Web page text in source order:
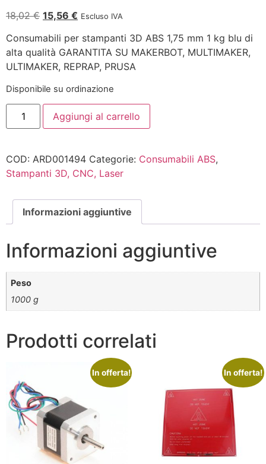
18,02€ 15,56 € Escluso IVA
Consumabili per stampanti 3D ABS 1,75 mm 1 kg blu di
alta qualità GARANTITA SU MAKERBOT, MULTIMAKER,
ULTIMAKER, REPRAP, PRUSA
Disponibile su ordinazione
Aggiungi al carrello
COD: ARD001494 Categorie: Consumabili ABS,
Stampanti 3D, CNC, Laser
Informazioni aggiuntive
Informazioni aggiuntive
Peso
1000 g
Prodotti correlati
In offerta! In offerta!